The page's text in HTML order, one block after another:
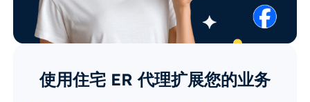
使用住宅 ER 代理扩展您的业务